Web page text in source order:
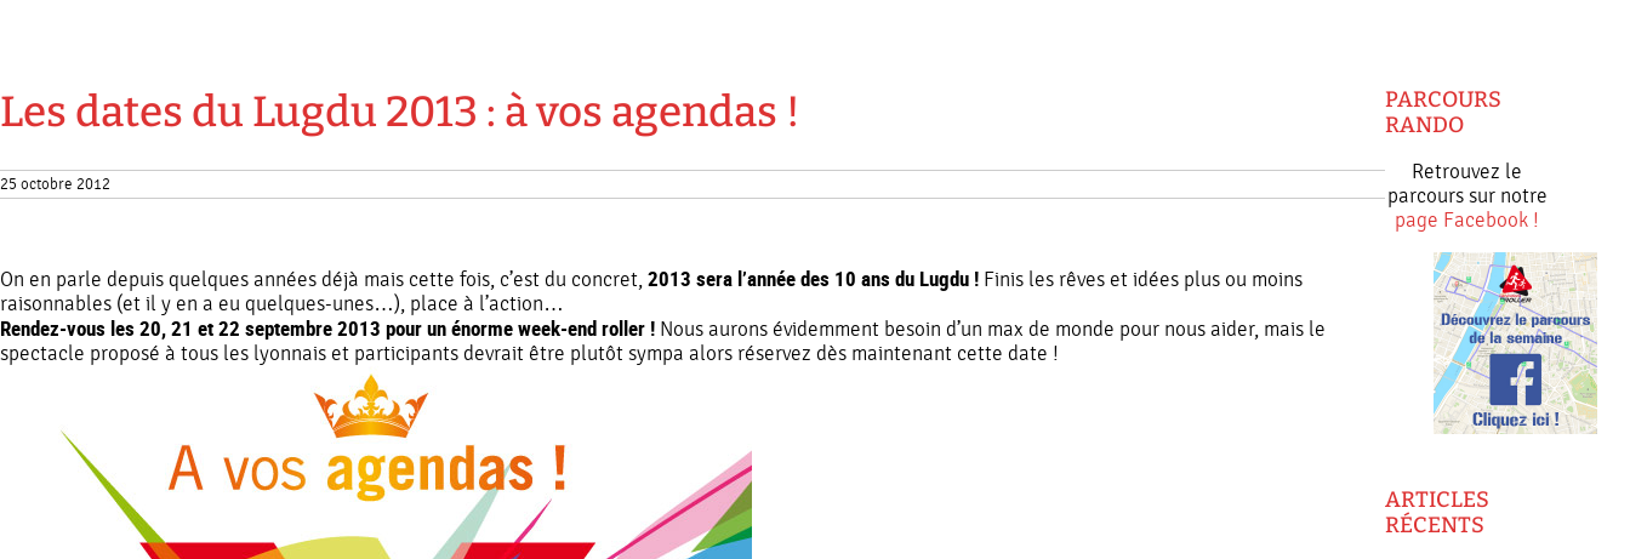
Les dates du Lugdu 2013 : à vos agendas !
25 octobre 2012
On en parle depuis quelques années déjà mais cette fois, c’est du concret, 2013 sera l’année des 10 ans du Lugdu ! Finis les rêves et idées plus ou moins
raisonnables (et il y en a eu quelques-unes…), place à l’action…
Rendez-vous les 20, 21 et 22 septembre 2013 pour un énorme week-end roller ! Nous aurons évidemment besoin d’un max de monde pour nous aider, mais le
spectacle proposé à tous les lyonnais et participants devrait être plutôt sympa alors réservez dès maintenant cette date !
PARCOURS
RANDO
Retrouvez le
parcours sur notre
page Facebook !
ARTICLES
RÉCENTS